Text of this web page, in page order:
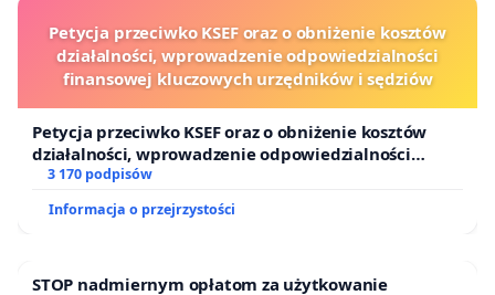
Petycja przeciwko KSEF oraz o obniżenie kosztów
działalności, wprowadzenie odpowiedzialności
finansowej kluczowych urzędników i sędziów
Petycja przeciwko KSEF oraz o obniżenie kosztów
działalności, wprowadzenie odpowiedzialności
finansowej kluczowych urzędników i sędziów
3 170 podpisów
Informacja o przejrzystości
STOP nadmiernym opłatom za użytkowanie